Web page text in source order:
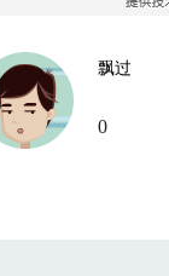
飘过
0